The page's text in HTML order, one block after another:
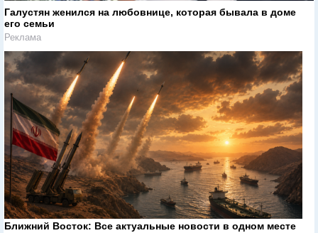
Галустян женился на любовнице, которая бывала в доме
его семьи
Реклама
Ближний Восток: Все актуальные новости в одном месте